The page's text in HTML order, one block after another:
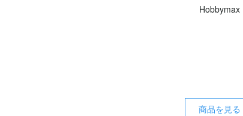
Hobbymax
商品を見る